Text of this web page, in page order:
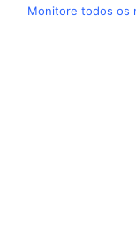
Monitore todos os